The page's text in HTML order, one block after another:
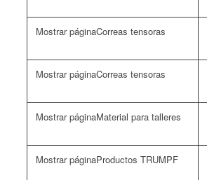
Correas tensoras
Correas tensoras
Material para talleres
Productos TRUMPF